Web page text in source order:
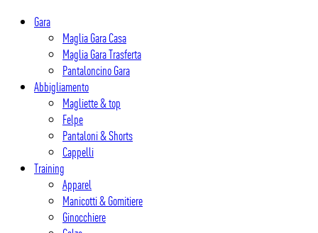
Salta
Gara
Maglia Gara Casa
Maglia Gara Trasferta
Pantaloncino Gara
Abbigliamento
Magliette & top
Felpe
Pantaloni & Shorts
Cappelli
Training
Apparel
Manicotti & Gomitiere
Ginocchiere